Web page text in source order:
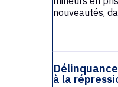
nouveautés,
à la